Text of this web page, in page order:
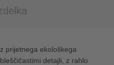
prijetnega ekološkega
detajli, z rahlo